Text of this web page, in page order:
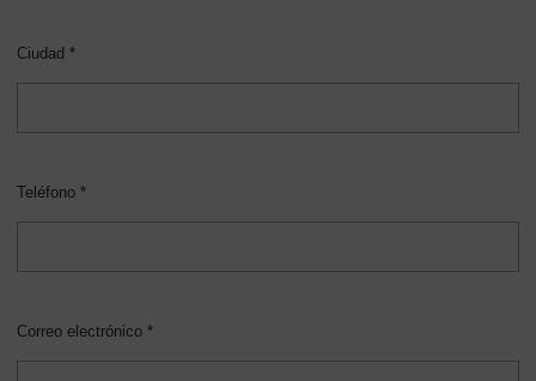
Ciudad *
Teléfono *
Correo electrónico *